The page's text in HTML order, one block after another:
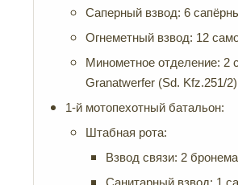
Саперный взвод: 6
Огнеметный взвод: 12
Минометное отделение: 2
Granatwerfer (Sd. Kfz.251/
1-й мотопехотный батальон:
Штабная рота:
Взвод связи: 2